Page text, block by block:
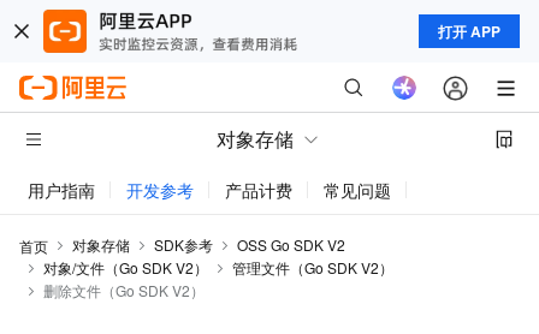
打开 APP
对象存储
用户指南 开发参考 产品计费 常见问题
首页 对象存储 SDK参考
OSS Go SDK V2
对象/文件（Go SDK V2）
管理文件（Go SDK V2）
删除文件（Go SDK V2）